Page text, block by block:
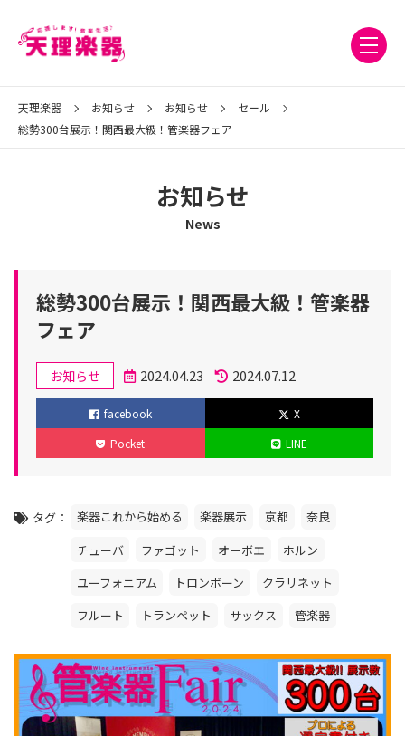
天理楽器 お知らせ お知らせ
セール
総勢300台展示！関西最大級！管楽器フェア
お知らせ
News
総勢300台展示！関西最大級！管楽器
フェア
テ
ゴ
お知らせ
投
稿
2024.04.23
更
新
2024.07.12
facebook
X
Pocket
LINE
タグ 楽器これから始める 楽器展示 京都
奈良
チューバ
ファゴット オーボエ
ホルン
ユーフォニアム
トロンボーン
クラリネット
フルート
トランペット サックス 管楽器